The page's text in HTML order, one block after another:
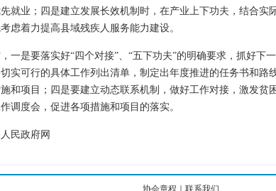
就业；四是建立发展长效机制时，在产业上下功夫，结合实
虑着力提高县域残疾人服务能力建设。
一是要落实好“四个对接”、“五下功夫”的明确要求，抓好下
实可行的具体工作列出清单，制定出年度推进的任务书和
和项目；四是要建立动态联系机制，做好工作对接，激发贫
调度会，促进各项措施和项目的落实。
民政府网
协会章程 联系我们